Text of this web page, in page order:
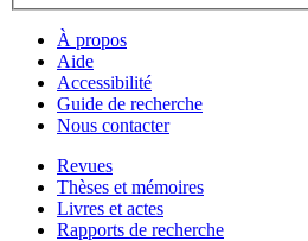
À propos
Aide
Accessibilité
Guide de recherche
Nous contacter
Revues
Thèses et mémoires
Livres et actes
Rapports de recherche